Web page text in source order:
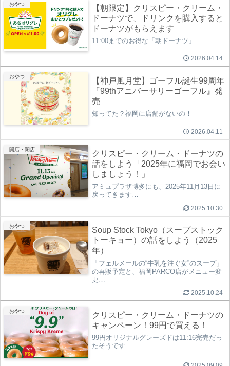
おやつ
【朝限定】クリスピー・クリーム・
ドーナツで、ドリンクを購入すると
ドーナツがもらえます
11:00までのお得な「朝ドーナツ」
2026.04.14
おやつ
【神戸風月堂】ゴーフル誕生99周年
『99thアニバーサリーゴーフル』発
売
知ってた？福岡に店舗がないの！
2026.04.11
開店・閉店
クリスピー・クリーム・ドーナツの
話をしよう「2025年に福岡でお会い
しましょう！」
アミュプラザ博多にも、2025年11月13日に
戻ってきます…
2025.10.30
おやつ
Soup Stock Tokyo（スープストック
トーキョー）の話をしよう（2025
年）
「フェルメールの“牛乳を注ぐ女”のスープ」
の再販予定と、福岡PARCO店がメニュー変
更…
2025.10.24
おやつ
クリスピー・クリーム・ドーナツの
キャンペーン！99円で買える！
99円オリジナルグレーズドは11:16完売だっ
たそうです…